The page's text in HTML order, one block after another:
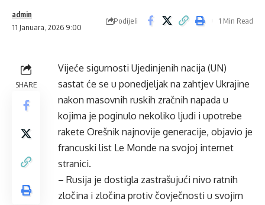
11 Januara, 2026 9:00
admin
Podijeli 1 Min Read
SHARE
Vijeće sigurnosti Ujedinjenih nacija (UN)
sastat će se u ponedjeljak na zahtjev Ukrajine
nakon masovnih ruskih zračnih napada u
kojima je poginulo nekoliko ljudi i upotrebe
rakete Orešnik najnovije generacije, objavio je
francuski list Le Monde na svojoj internet
stranici.
– Rusija je dostigla zastrašujući nivo ratnih
zločina i zločina protiv čovječnosti u svojim